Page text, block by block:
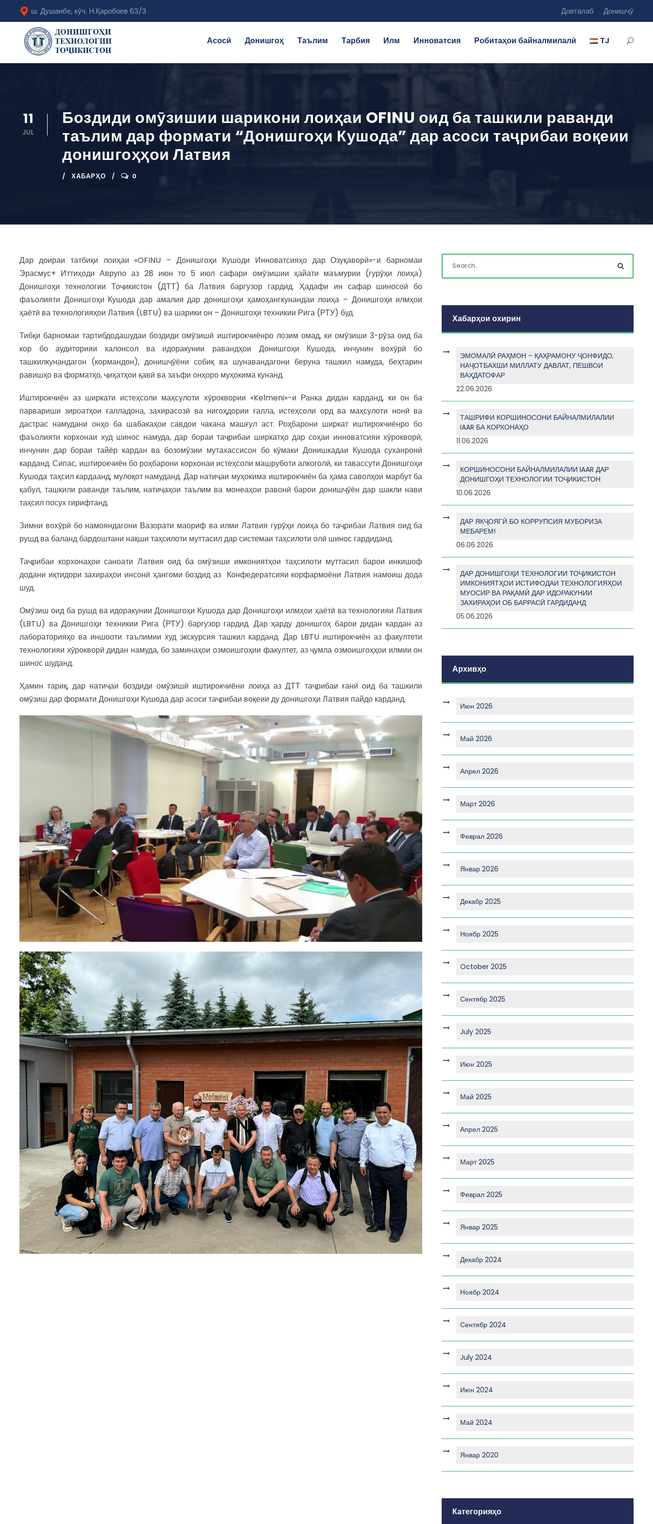
ш. Душанбе, кӯч. Н.Қаробоев 63/3 Довталаб Донишҷӯ
Асосӣ Донишгоҳ Таълим Тарбия Илм Инноватсия Робитаҳои байналмилалӣ TJ
11
JUL
Боздиди омӯзишии шарикони лоиҳаи OFINU оид ба ташкили раванди
таълим дар формати “Донишгоҳи Кушода” дар асоси таҷрибаи воқеии
донишгоҳҳои Латвия
ХАБАРҲО 0
Дар доираи татбиқи лоиҳаи «OFINU – Донишгоҳи Кушоди Инноватсияҳо дар Озуқаворӣ»-и барномаи
Эрасмус+ Иттиҳоди Аврупо аз 28 июн то 5 июл сафари омӯзишии ҳайати маъмурии (гурӯҳи лоиҳа)
Донишгоҳи технологии Тоҷикистон (ДТТ) ба Латвия баргузор гардид. Ҳадафи ин сафар шиносоӣ бо
фаъолияти Донишгоҳи Кушода дар амалия дар донишгоҳи ҳамоҳангкунандаи лоиҳа – Донишгоҳи илмҳои
ҳаётӣ ва технологияҳои Латвия (LBTU) ва шарики он – Донишгоҳи техникии Рига (РТУ) буд.
Тибқи барномаи тартибдодашудаи боздиди омӯзишӣ иштирокчиёнро лозим омад, ки омӯзиши 3-рӯза оид ба
кор бо аудиторияи калонсол ва идоракунии равандҳои Донишгоҳи Кушода, инчунин вохӯрӣ бо
ташкилкунандагон (кормандон), донишҷӯёни собиқ ва шунавандагони беруна ташкил намуда, беҳтарин
равишҳо ва форматҳо, ҷиҳатҳои қавӣ ва заъфи онҳоро муҳокима кунанд.
Иштирокчиён аз ширкати истеҳсоли маҳсулоти хӯроквории «Kelmeni»-и Ранка дидан карданд, ки он ба
парвариши зироатҳои ғалладона, захирасозӣ ва нигоҳдории ғалла, истеҳсоли орд ва маҳсулоти нонӣ ва
дастрас намудани онҳо ба шабакаҳои савдои чакана машғул аст. Роҳбарони ширкат иштирокчиёнро бо
фаъолияти корхонаи худ шинос намуда, дар бораи таҷрибаи ширкатҳо дар соҳаи инноватсияи хӯрокворӣ,
инчунин дар бораи тайёр кардан ва бозомӯзии мутахассисон бо кӯмаки Донишкадаи Кушода суханронӣ
карданд. Сипас, иштирокчиён бо роҳбарони корхонаи истеҳсоли машруботи алкоголӣ, ки тавассути Донишгоҳи
Кушода таҳсил кардаанд, мулоқот намуданд. Дар натиҷаи муҳокима иштирокчиён ба ҳама саволҳои марбут ба
қабул, ташкили раванди таълим, натиҷаҳои таълим ва монеаҳои равонӣ барои донишҷӯён дар шакли нави
таҳсил посух гирифтанд.
Зимни вохӯрӣ бо намояндагони Вазорати маориф ва илми Латвия гурӯҳи лоиҳа бо таҷрибаи Латвия оид ба
рушд ва баланд бардоштани нақши таҳсилоти муттасил дар системаи таҳсилоти олӣ шинос гардиданд.
Таҷрибаи корхонаҳои саноати Латвия оид ба омӯзиши имкониятҳои таҳсилоти муттасил барои инкишоф
додани иқтидори захираҳои инсонӣ ҳангоми боздид аз Конфедератсияи корфармоёни Латвия намоиш дода
шуд.
Омӯзиш оид ба рушд ва идоракунии Донишгоҳи Кушода дар Донишгоҳи илмҳои ҳаётӣ ва технологияи Латвия
(LBTU) ва Донишгоҳи техникии Рига (РТУ) баргузор гардид. Дар ҳарду донишгоҳ барои дидан кардан аз
лабораторияҳо ва иншооти таълимии худ экскурсия ташкил карданд. Дар LBTU иштирокчиён аз факултети
технологияи хӯрокворӣ дидан намуда, бо заминаҳои озмоишгоҳии факултет, аз ҷумла озмоишгоҳҳои илмии он
шинос шуданд.
Ҳамин тариқ, дар натиҷаи боздиди омӯзишӣ иштирокчиёни лоиҳа аз ДТТ таҷрибаи ғанӣ оид ба ташкили
омӯзиш дар формати Донишгоҳи Кушода дар асоси таҷрибаи воқеии ду донишгоҳи Латвия пайдо карданд.
Хабарҳои охирин
ЭМОМАЛӢ РАҲМОН – ҚАҲРАМОНУ ҶОНФИДО,
НАҶОТБАХШИ МИЛЛАТУ ДАВЛАТ, ПЕШВОИ
ВАҲДАТОФАР
22.06.2026
ТАШРИФИ КОРШИНОСОНИ БАЙНАЛМИЛАЛИИ
IAAR БА КОРХОНАҲО
11.06.2026
КОРШИНОСОНИ БАЙНАЛМИЛАЛИИ IAAR ДАР
ДОНИШГОҲИ ТЕХНОЛОГИИ ТОҶИКИСТОН
10.06.2026
ДАР ЯКҶОЯГӢ БО КОРРУПСИЯ МУБОРИЗА
МЕБАРЕМ!
06.06.2026
ДАР ДОНИШГОҲИ ТЕХНОЛОГИИ ТОҶИКИСТОН
ИМКОНИЯТҲОИ ИСТИФОДАИ ТЕХНОЛОГИЯҲОИ
МУОСИР ВА РАҚАМӢ ДАР ИДОРАКУНИИ
ЗАХИРАҲОИ ОБ БАРРАСӢ ГАРДИДАНД
05.06.2026
Архивҳо
Июн 2026
Май 2026
Апрел 2026
Март 2026
Феврал 2026
Январ 2026
Декабр 2025
Ноябр 2025
October 2025
Сентябр 2025
July 2025
Июн 2025
Май 2025
Апрел 2025
Март 2025
Феврал 2025
Январ 2025
Декабр 2024
Ноябр 2024
Сентябр 2024
July 2024
Июн 2024
Май 2024
Январ 2020
Категорияҳо